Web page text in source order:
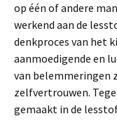
op één of andere
werkend aan de
denkproces van het
aanmoedigende en
van belemmeringen
zelfvertrouwen.
gemaakt in de